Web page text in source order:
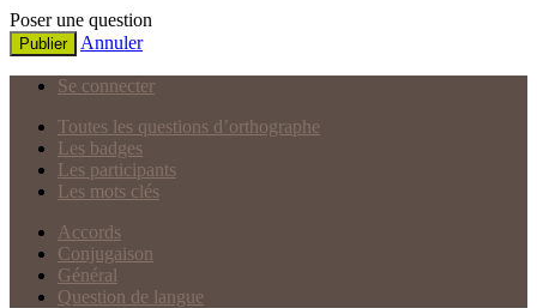
Poser une question
Publier Annuler
Se connecter
Toutes les questions d’orthographe
Les badges
Les participants
Les mots clés
Accords
Conjugaison
Général
Question de langue